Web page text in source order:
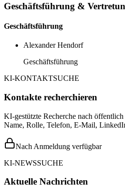
Geschäftsführung &
Geschäftsführung
Alexander Hendorf
Geschäftsführung
KI-KONTAKTSUCHE
Kontakte recherchieren
KI-gestützte Recherche nach
Name, Rolle, Telefon, E-Mail,
Nach Anmeldung verfügbar
KI-NEWSSUCHE
Aktuelle Nachrichten